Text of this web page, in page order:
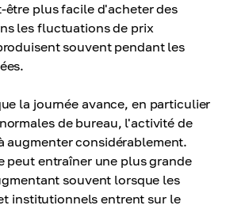
plus facile d'acheter des
les fluctuations de prix
souvent pendant les
la journée avance, en particulier
de bureau, l'activité de
augmenter considérablement.
peut entraîner une plus grande
souvent lorsque les
institutionnels entrent sur le